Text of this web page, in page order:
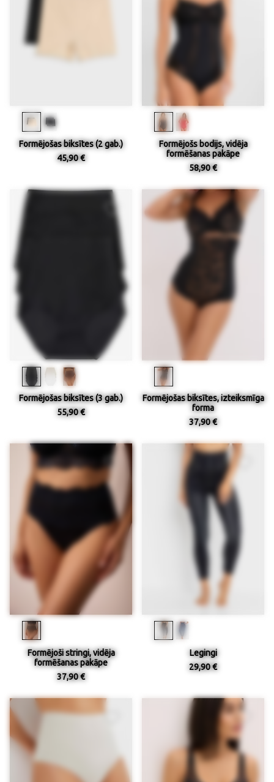
Formējošas biksītes (2 gab.)
45,90 €
Formējošs bodijs, vidēja
formēšanas pakāpe
58,90 €
Formējošas biksītes (3 gab.)
55,90 €
Formējošas biksītes, izteiksmīga
forma
37,90 €
Formējoši stringi, vidēja
formēšanas pakāpe
37,90 €
Legingi
29,90 €